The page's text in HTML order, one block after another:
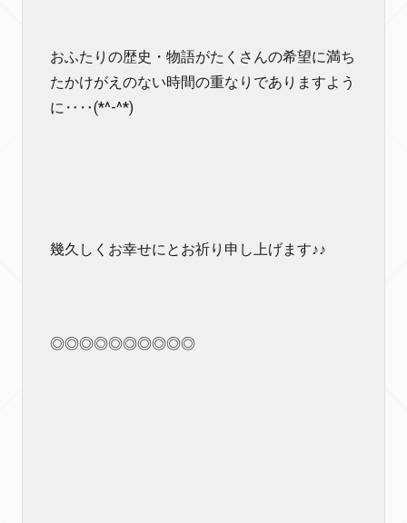
おふたりの歴史・物語がたくさんの希望に満ち
たかけがえのない時間の重なりでありますよう
に‥‥(*^-^*)
幾久しくお幸せにとお祈り申し上げます♪♪
◎◎◎◎◎◎◎◎◎◎